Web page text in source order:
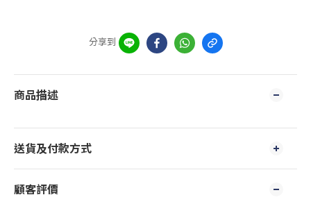
分享到
商品描述
送貨及付款方式
顧客評價